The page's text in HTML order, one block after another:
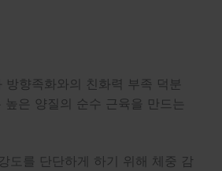
방향족화와의 친화력 부족 덕분
은 양질의 순수 근육을 만드는
도를 단단하게 하기 위해 체중 감